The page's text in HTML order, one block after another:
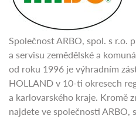
Společnost ARBO, spol. s r.o.
a servisu zemědělské a
od roku 1996 je výhradním
HOLLAND v 10-ti okresech
a karlovarského kraje. Kromě
najdete ve společnosti ARBO,